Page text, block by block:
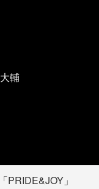
大輔
「PRIDE&JOY」